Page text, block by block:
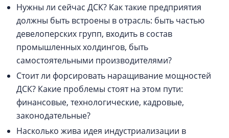
Нужны ли сейчас ДСК? Как такие предприятия
должны быть встроены в отрасль: быть частью
девелоперских групп, входить в состав
промышленных холдингов, быть
самостоятельными производителями?
Стоит ли форсировать наращивание мощностей
ДСК? Какие проблемы стоят на этом пути:
финансовые, технологические, кадровые,
законодательные?
Насколько жива идея индустриализации в